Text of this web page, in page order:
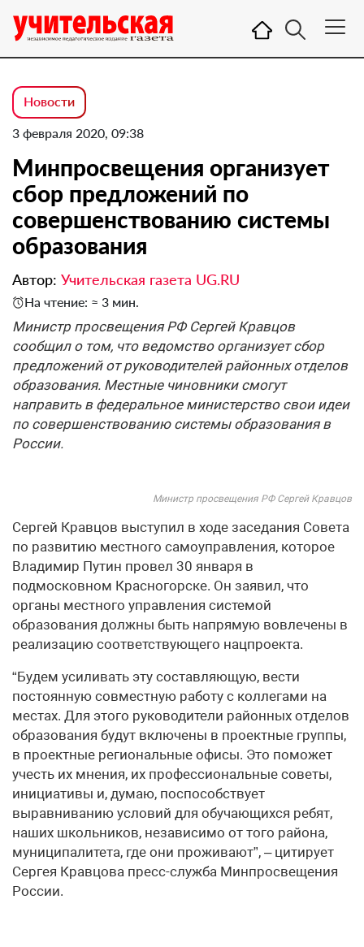
Новости
3 февраля 2020, 09:38
Минпросвещения организует
сбор предложений по
совершенствованию системы
образования
Автор: Учительская газета UG.RU
На чтение: ≈ 3 мин.
Министр просвещения РФ Сергей Кравцов
сообщил о том, что ведомство организует сбор
предложений от руководителей районных отделов
образования. Местные чиновники смогут
направить в федеральное министерство свои идеи
по совершенствованию системы образования в
России.
Министр просвещения РФ Сергей Кравцов
Сергей Кравцов выступил в ходе заседания Совета
по развитию местного самоуправления, которое
Владимир Путин провел 30 января в
подмосковном Красногорске. Он заявил, что
органы местного управления системой
образования должны быть напрямую вовлечены в
реализацию соответствующего нацпроекта.
“Будем усиливать эту составляющую, вести
постоянную совместную работу с коллегами на
местах. Для этого руководители районных отделов
образования будут включены в проектные группы,
в проектные региональные офисы. Это поможет
учесть их мнения, их профессиональные советы,
инициативы и, думаю, поспособствует
выравниванию условий для обучающихся ребят,
наших школьников, независимо от того района,
муниципалитета, где они проживают”, – цитирует
Сергея Кравцова пресс-служба Минпросвещения
России.